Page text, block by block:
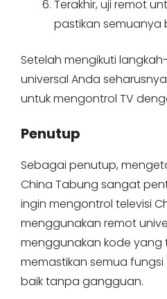
Terakhir, uji remot
pastikan semuanya
Setelah mengikuti
universal Anda
untuk mengontrol TV
Penutup
Sebagai penutup,
China Tabung sangat
ingin mengontrol televisi
menggunakan remot
menggunakan kode
memastikan semua
baik tanpa gangguan.